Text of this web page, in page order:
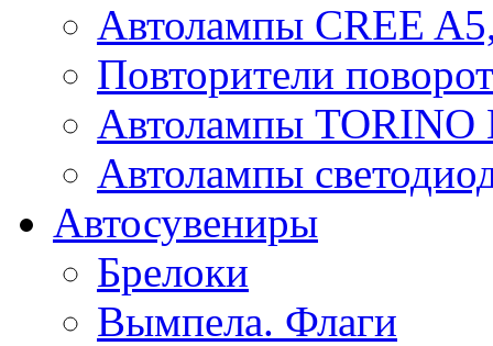
Автолампы CREE
Повторители
Автолампы
Автолампы
Автосувениры
Брелоки
Вымпела. Флаги